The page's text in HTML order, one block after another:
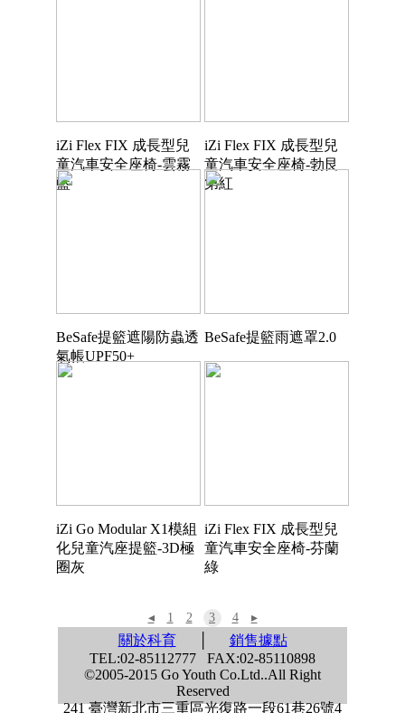
iZi Flex FIX 成長型兒
童汽車安全座椅-雲霧
藍
iZi Flex FIX 成長型兒
童汽車安全座椅-勃艮
第紅
BeSafe提籃遮陽防蟲透
氣帳UPF50+
BeSafe提籃雨遮罩2.0
iZi Go Modular X1模組
化兒童汽座提籃-3D極
圈灰
iZi Flex FIX 成長型兒
童汽車安全座椅-芬蘭
綠
◂ 1 2 3 4 ▸
關於科育│ 銷售據點
TEL:02-85112777 FAX:02-85110898
©2005-2015 Go Youth Co.Ltd..All Right
Reserved
241 臺灣新北市三重區光復路一段61巷26號4